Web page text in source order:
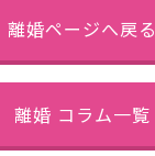
離婚ページへ戻る
離婚 コラム一覧